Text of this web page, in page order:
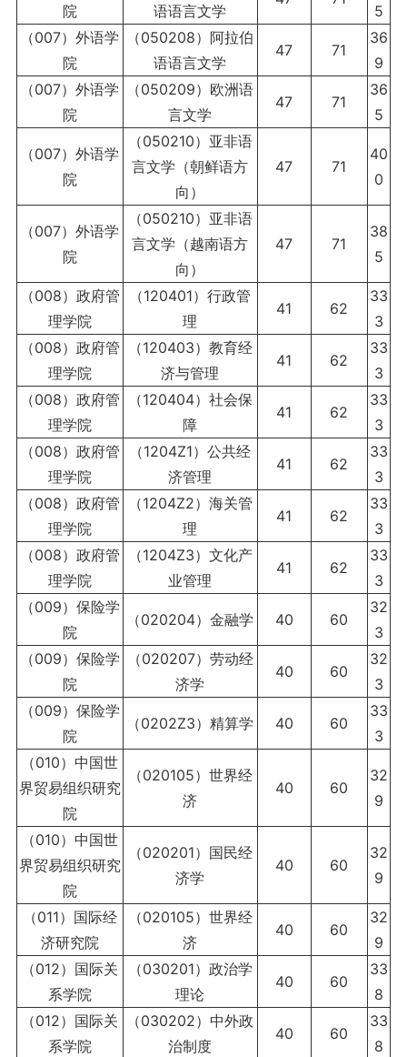
院 语语言文学
5
（007）外语学
院
（050208）阿拉伯
语语言文学
47 71
36
9
（007）外语学
院
（050209）欧洲语
言文学
47 71
36
5
（007）外语学
院
（050210）亚非语
言文学（朝鲜语方
向）
47 71
40
0
（007）外语学
院
（050210）亚非语
言文学（越南语方
向）
47 71
38
5
（008）政府管
理学院
（120401）行政管
理
41 62
33
3
（008）政府管
理学院
（120403）教育经
济与管理
41 62
33
3
（008）政府管
理学院
（120404）社会保
障
41 62
33
3
（008）政府管
理学院
（1204Z1）公共经
济管理
41 62
33
3
（008）政府管
理学院
（1204Z2）海关管
理
41 62
33
3
（008）政府管
理学院
（1204Z3）文化产
业管理
41 62
33
3
（009）保险学
院
（020204）金融学 40 60
32
3
（009）保险学
院
（020207）劳动经
济学
40 60
32
3
（009）保险学
院
（0202Z3）精算学 40 60
33
3
（010）中国世
界贸易组织研究
院
（020105）世界经
济
40 60
32
9
（010）中国世
界贸易组织研究
院
（020201）国民经
济学
40 60
32
9
（011）国际经
济研究院
（020105）世界经
济
40 60
32
9
（012）国际关
系学院
（030201）政治学
理论
40 60
33
8
（012）国际关
系学院
（030202）中外政
治制度
40 60
33
8